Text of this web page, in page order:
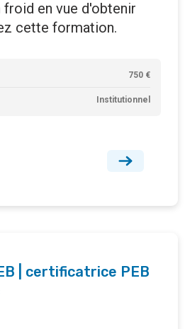
en vue d'obtenir
cette formation.
750 €
Institutionnel
| certificatrice PEB